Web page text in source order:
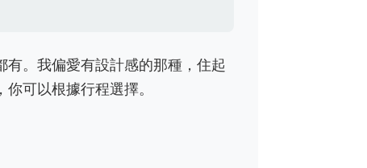
。我偏愛有設計感的那種，住起
可以根據行程選擇。